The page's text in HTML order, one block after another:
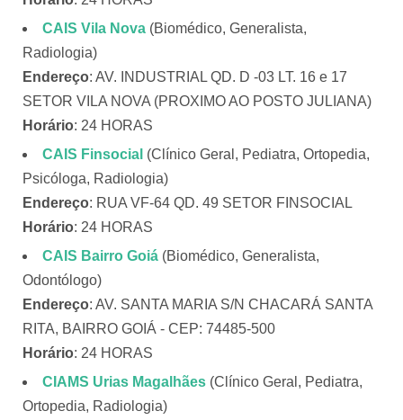
CAIS Vila Nova (Biomédico, Generalista,
Radiologia)
Endereço: AV. INDUSTRIAL QD. D -03 LT. 16 e 17
SETOR VILA NOVA (PROXIMO AO POSTO JULIANA)
Horário: 24 HORAS
CAIS Finsocial (Clínico Geral, Pediatra, Ortopedia,
Psicóloga, Radiologia)
Endereço: RUA VF-64 QD. 49 SETOR FINSOCIAL
Horário: 24 HORAS
CAIS Bairro Goiá (Biomédico, Generalista,
Odontólogo)
Endereço: AV. SANTA MARIA S/N CHACARÁ SANTA
RITA, BAIRRO GOIÁ - CEP: 74485-500
Horário: 24 HORAS
CIAMS Urias Magalhães (Clínico Geral, Pediatra,
Ortopedia, Radiologia)